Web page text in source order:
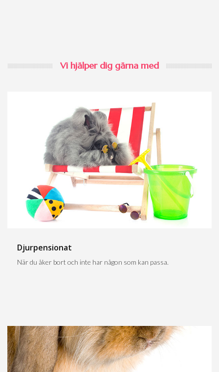
Vi hjälper dig gärna med
Djurpensionat
När du åker bort och inte har någon som kan passa.